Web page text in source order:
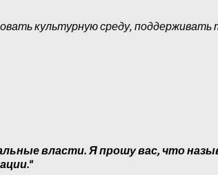
культурную среду,
власти. Я прошу вас, что